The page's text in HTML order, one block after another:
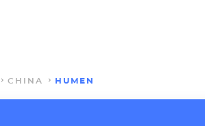
CHINA HUMEN